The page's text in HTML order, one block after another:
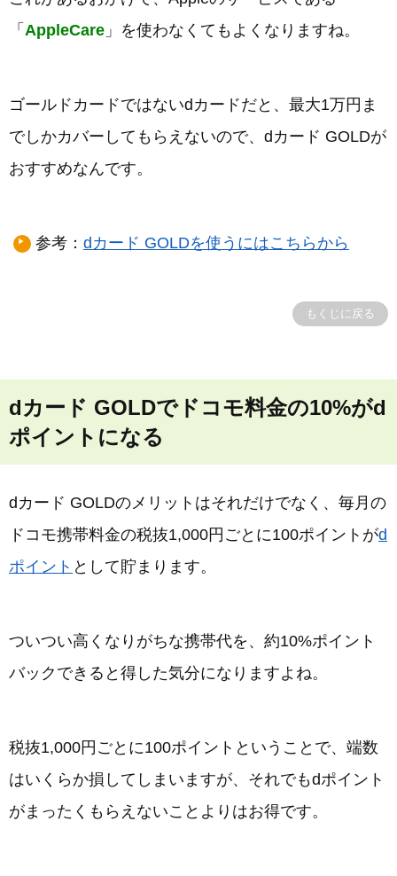
「 AppleCare 」を使わなくてもよくなりますね。
ゴールドカードではないdカードだと、最大1万円ま
でしかカバーしてもらえないので、dカード GOLDが
おすすめなんです。
参考： dカード GOLDを使うにはこちらから
もくじに戻る
dカード GOLDでドコモ料金の10%がd
ポイントになる
dカード GOLDのメリットはそれだけでなく、毎月の
ドコモ携帯料金の税抜1,000円ごとに100ポイントがd
ポイント として貯まります。
ついつい高くなりがちな携帯代を、約10%ポイント
バックできると得した気分になりますよね。
税抜1,000円ごとに100ポイントということで、端数
はいくらか損してしまいますが、それでもdポイント
がまったくもらえないことよりはお得です。